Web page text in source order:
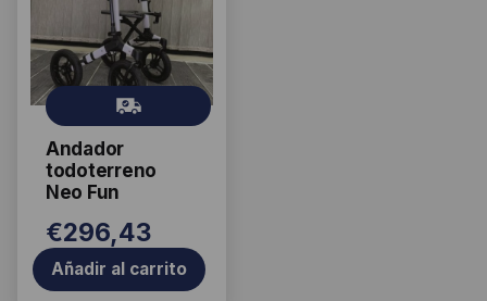
Andador
todoterreno
Neo Fun
Gr
ati
s
€296,43
Añadir al carrito